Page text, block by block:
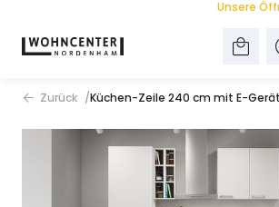
Unsere
Zurück Küchen-Zeile 240 cm mit E-